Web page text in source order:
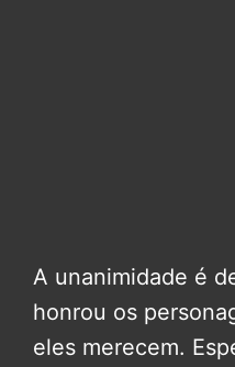
A unanimidade é
honrou os
eles merecem.